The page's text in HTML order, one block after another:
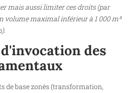
mais aussi limiter ces droits (par
volume maximal inférieur à 1 000 m³
des
de base zonés (transformation,